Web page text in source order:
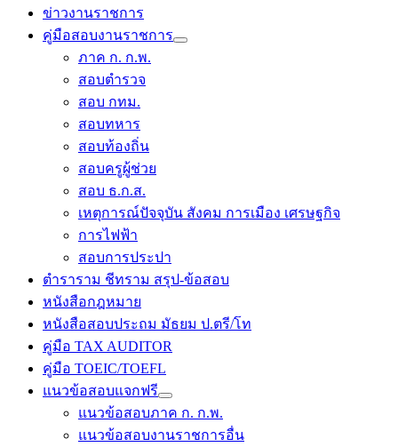
ข่าวงานราชการ
คู่มือสอบงานราชการ
ภาค ก. ก.พ.
สอบตำรวจ
สอบ กทม.
สอบทหาร
สอบท้องถิ่น
สอบครูผู้ช่วย
สอบ ธ.ก.ส.
เหตุการณ์ปัจจุบัน สังคม การเมือง เศรษฐกิจ
การไฟฟ้า
สอบการประปา
ตำราราม ชีทราม สรุป-ข้อสอบ
หนังสือกฎหมาย
หนังสือสอบประถม มัธยม ป.ตรี/โท
คู่มือ TAX AUDITOR
คู่มือ TOEIC/TOEFL
แนวข้อสอบแจกฟรี
แนวข้อสอบภาค ก. ก.พ.
แนวข้อสอบงานราชการอื่น